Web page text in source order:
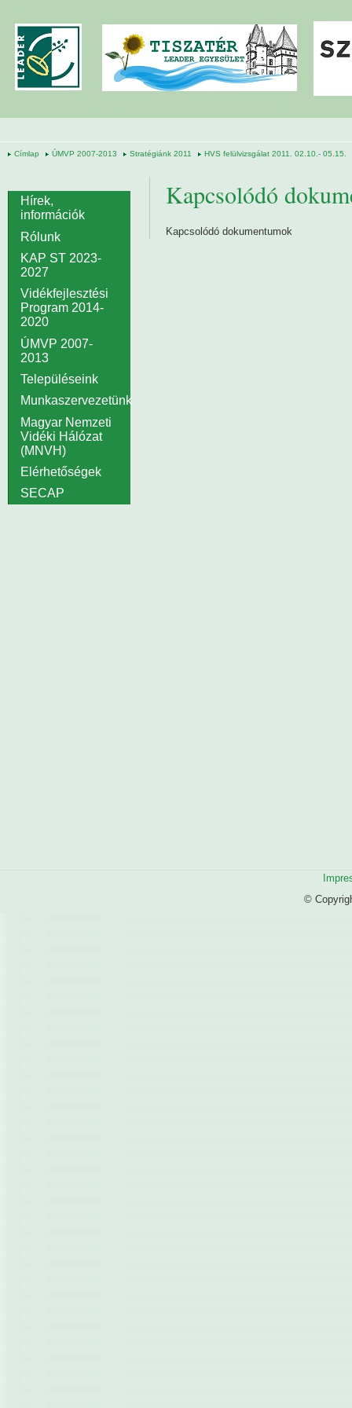
Címlap ÚMVP 2007-2013 Stratégiánk 2011 HVS felülvizsgálat 2011. 02.10.- 05.15.
Kapcsolódó
Kapcsolódó dokumentumok
Hírek,
információk
Rólunk
KAP ST 2023-
2027
Vidékfejlesztési
Program 2014-
2020
ÚMVP 2007-
2013
Településeink
Munkaszervezetünk
Magyar Nemzeti
Vidéki Hálózat
(MNVH)
Elérhetőségek
SECAP
©